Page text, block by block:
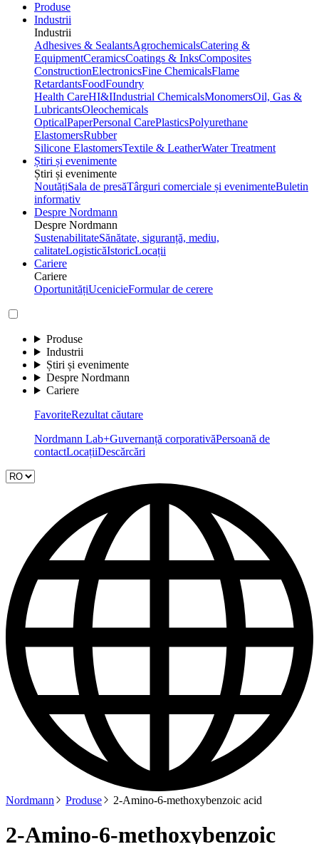
Produse
Industrii
Industrii
Adhesives & SealantsAgrochemicalsCatering &
EquipmentCeramicsCoatings & InksComposites
ConstructionElectronicsFine ChemicalsFlame
RetardantsFoodFoundry
Health CareHI&IIndustrial ChemicalsMonomersOil, Gas &
LubricantsOleochemicals
OpticalPaperPersonal CarePlasticsPolyurethane
ElastomersRubber
Silicone ElastomersTextile & LeatherWater Treatment
Știri și evenimente
Știri și evenimente
NoutățiSala de presăTârguri comerciale și evenimenteBuletin
informativ
Despre Nordmann
Despre Nordmann
SustenabilitateSănătate, siguranță, mediu,
calitateLogisticăIstoricLocații
Cariere
Cariere
OportunitățiUcenicieFormular de cerere
Produse
Industrii
Știri și evenimente
Despre Nordmann
Cariere
FavoriteRezultat căutare
Nordmann Lab+Guvernanță corporativăPersoană de
contactLocațiiDescărcări
Nordmann Produse 2-Amino-6-methoxybenzoic acid
2-Amino-6-methoxybenzoic